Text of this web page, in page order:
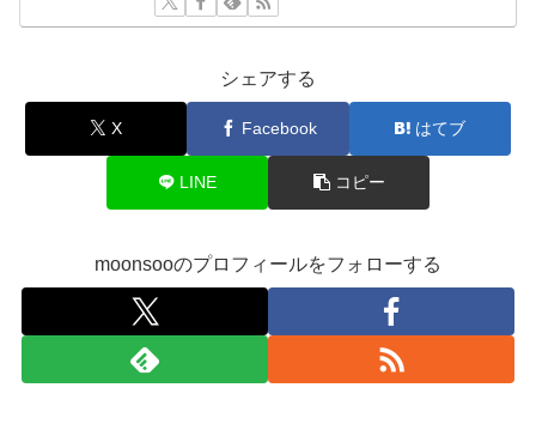
シェアする
X Facebook はてブ
LINE コピー
moonsooのプロフィールをフォローする